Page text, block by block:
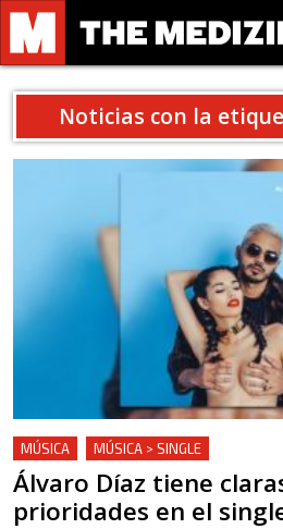
Noticias con la
MÚSICA MÚSICA > SINGLE
Álvaro Díaz tiene
prioridades en el